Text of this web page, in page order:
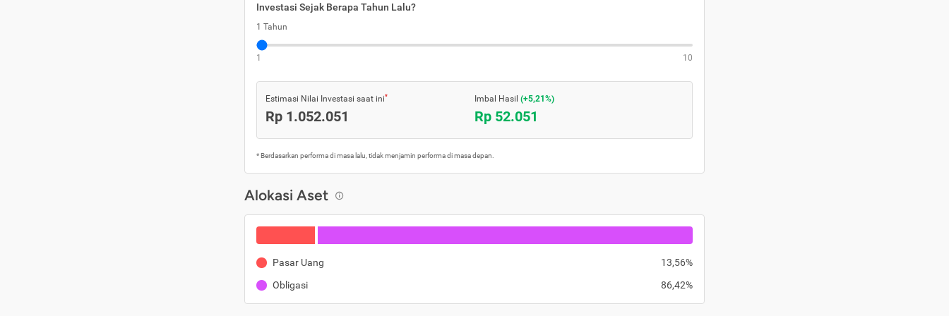
Investasi Sejak Berapa Tahun Lalu?
1 Tahun
1 10
Estimasi Nilai Investasi saat ini*
Rp 1.052.051
Imbal Hasil (+5,21%)
Rp 52.051
* Berdasarkan performa di masa lalu, tidak menjamin performa di masa depan.
Alokasi Aset
Pasar Uang
13,56%
Obligasi
86,42%